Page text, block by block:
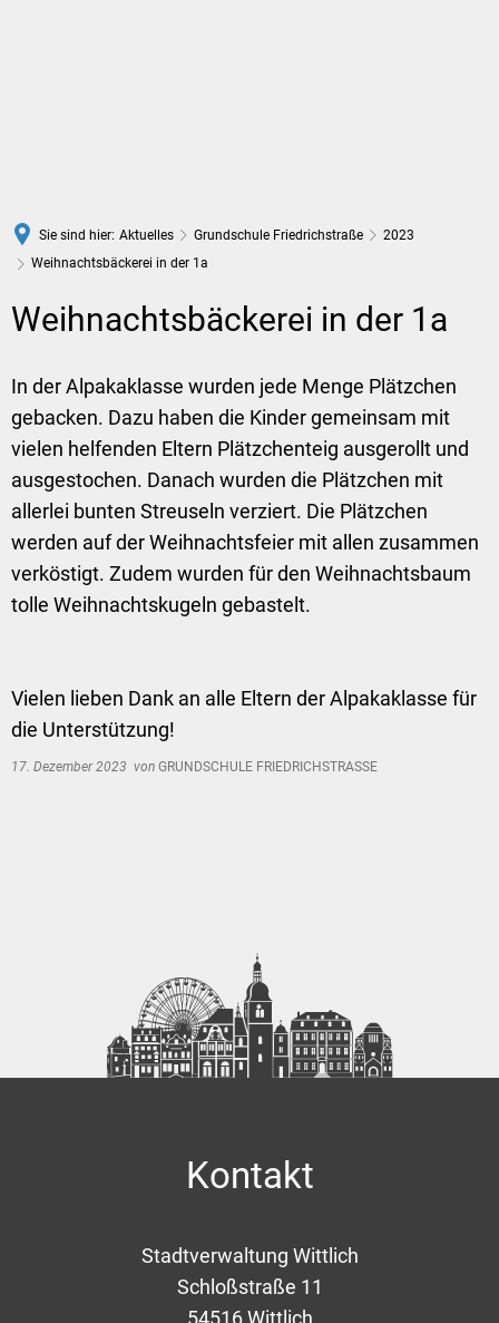
Sie sind hier: Aktuelles Grundschule Friedrichstraße
2023
Weihnachtsbäckerei in der 1a
Weihnachtsbäckerei in der 1a
In der Alpakaklasse wurden jede Menge Plätzchen
gebacken. Dazu haben die Kinder gemeinsam mit
vielen helfenden Eltern Plätzchenteig ausgerollt und
ausgestochen. Danach wurden die Plätzchen mit
allerlei bunten Streuseln verziert. Die Plätzchen
werden auf der Weihnachtsfeier mit allen zusammen
verköstigt. Zudem wurden für den Weihnachtsbaum
tolle Weihnachtskugeln gebastelt.
Vielen lieben Dank an alle Eltern der Alpakaklasse für
die Unterstützung!
17. Dezember 2023 von GRUNDSCHULE FRIEDRICHSTRASSE
Kontakt
Stadtverwaltung Wittlich
Schloßstraße 11
54516 Wittlich